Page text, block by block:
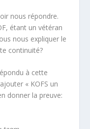
nous répondre.
étant un vétéran
nous expliquer le
continuité?
à cette
« KOFS un
donner la preuve: